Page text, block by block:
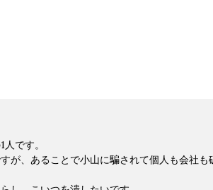
です。
が、あることで小山に騙されて個人も会社